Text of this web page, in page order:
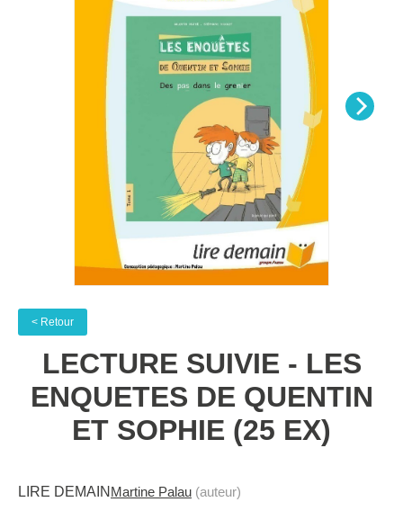
< Retour
LECTURE SUIVIE - LES
ENQUETES DE QUENTIN
ET SOPHIE (25 EX)
LIRE DEMAIN Martine Palau (auteur)